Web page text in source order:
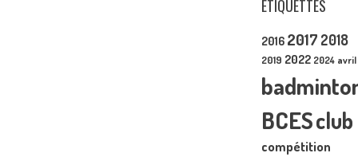
ÉTIQUETTES
2016 2017 2018
2019 2022 2024 avril
BCESclub
compétition